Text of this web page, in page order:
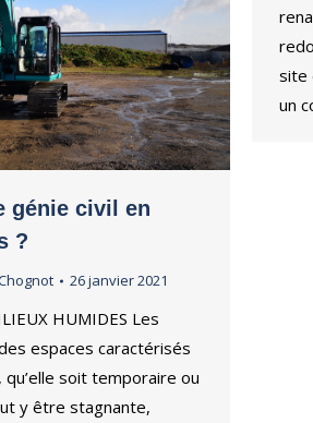
site
un
génie civil en
?
26 janvier 2021
HUMIDES Les
espaces caractérisés
qu’elle soit temporaire ou
y être stagnante,